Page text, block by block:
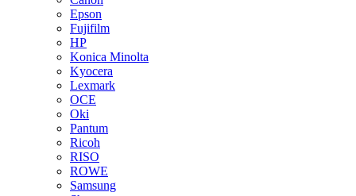
Epson
Fujifilm
HP
Konica Minolta
Kyocera
Lexmark
OCE
Oki
Pantum
Ricoh
RISO
ROWE
Samsung